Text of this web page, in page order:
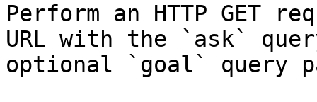
Perform an HTTP GET
URL with the `ask`
optional `goal` query